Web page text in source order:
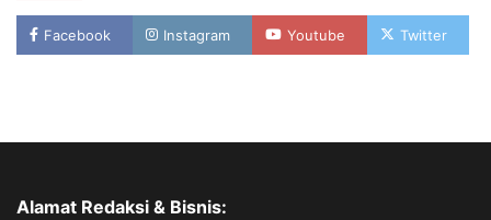
Facebook Instagram Youtube Twitter
Alamat Redaksi & Bisnis: